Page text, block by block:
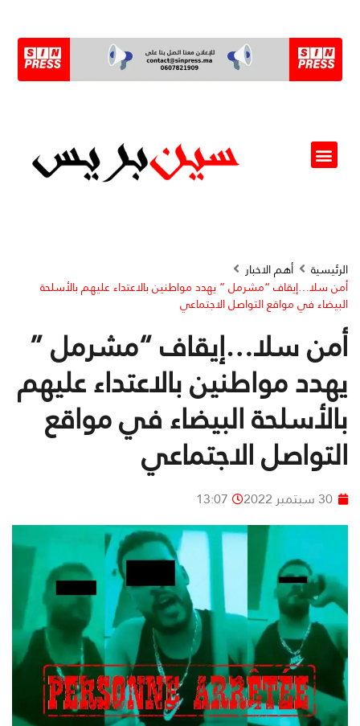
الرئيسية
أهم الاخبار
أمن سلا…إيقاف “مشرمل ” يهدد مواطنين بالاعتداء عليهم بالأسلحة
البيضاء في مواقع التواصل الاجتماعي
أمن سلا…إيقاف “مشرمل ”
يهدد مواطنين بالاعتداء عليهم
بالأسلحة البيضاء في مواقع
التواصل الاجتماعي
30 سبتمبر 2022 13:07